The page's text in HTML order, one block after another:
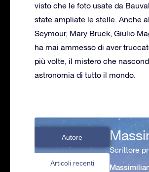
visto che le foto usate da
state ampliate le stelle. Anche
Seymour, Mary Bruck, Giulio
ha mai ammesso di aver
più volte, il mistero che
astronomia di tutto il mondo.
Autore
Articoli recenti
Scrittore